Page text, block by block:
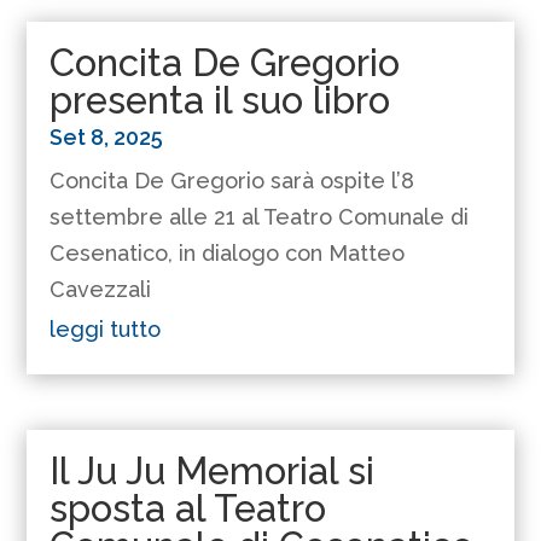
Concita De Gregorio
presenta il suo libro
Set 8, 2025
Concita De Gregorio sarà ospite l’8
settembre alle 21 al Teatro Comunale di
Cesenatico, in dialogo con Matteo
Cavezzali
leggi tutto
Il Ju Ju Memorial si
sposta al Teatro